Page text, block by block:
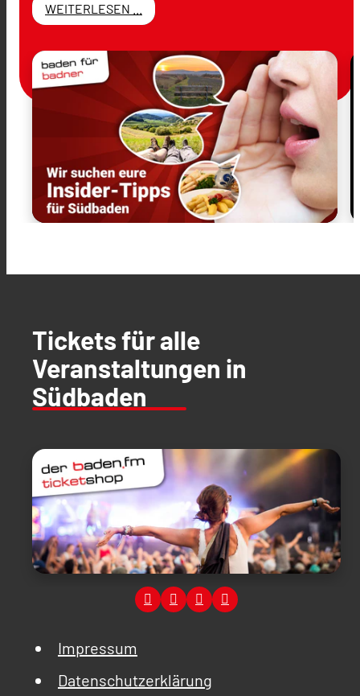
WEITERLESEN ...
Tickets für alle
Veranstaltungen in
Südbaden
Impressum
Datenschutzerklärung